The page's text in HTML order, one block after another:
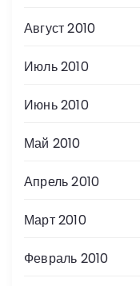
Август 2010
Июль 2010
Июнь 2010
Май 2010
Апрель 2010
Март 2010
Февраль 2010